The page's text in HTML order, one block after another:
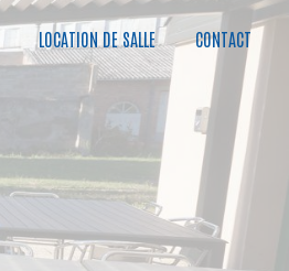
LOCATION DE SALLE CONTACT